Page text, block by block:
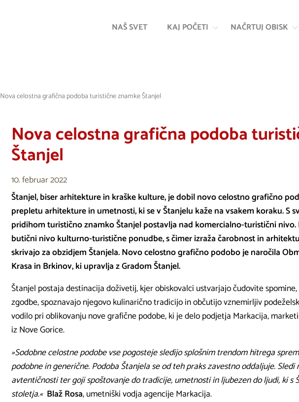
vsebino
NAŠ SVET KAJ POČETI NAČRTUJ OBISK
Nova celostna grafična podoba turistične znamke Štanjel
Nova celostna grafična podoba
Štanjel
10. februar 2022
Štanjel, biser arhitekture in kraške kulture, je dobil novo celostno grafično
prepletu arhitekture in umetnosti, ki se v Štanjelu kaže na vsakem koraku. S
pridihom turistično znamko Štanjel postavlja nad komercialno-turistični nivo.
butični nivo kulturno-turistične ponudbe, s čimer izraža čarobnost in
skrivajo za obzidjem Štanjela. Novo celostno grafično podobo je naročila
Krasa in Brkinov, ki upravlja z Gradom Štanjel.
Štanjel postaja destinacija doživetij, kjer obiskovalci ustvarjajo čudovite
zgodbe, spoznavajo njegovo kulinarično tradicijo in občutijo vznemirljiv
vodilo pri oblikovanju nove grafične podobe, ki je delo podjetja Markacija,
iz Nove Gorice.
»Sodobne celostne podobe vse pogosteje sledijo splošnim trendom hitrega
podobne in generične. Podoba Štanjela se od teh praks zavestno oddaljuje.
avtentičnosti ter goji spoštovanje do tradicije, umetnosti in ljubezen do ljudi, ki s
stoletja.« Blaž Rosa, umetniški vodja agencije Markacija.